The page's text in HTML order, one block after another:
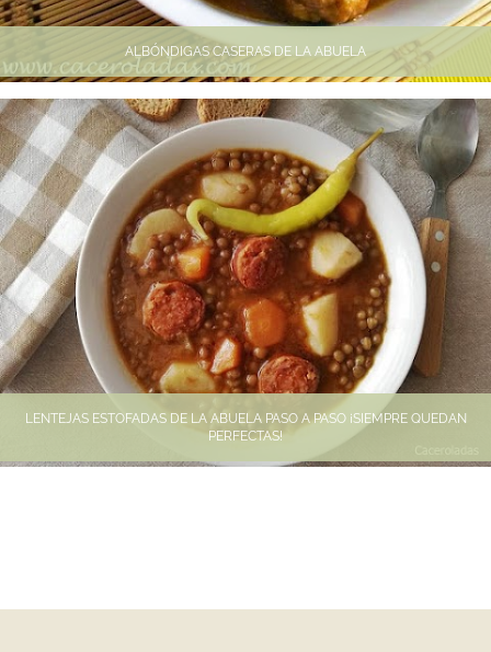
ALBÓNDIGAS CASERAS DE LA ABUELA
LENTEJAS ESTOFADAS DE LA ABUELA PASO A PASO ¡SIEMPRE QUEDAN
PERFECTAS!